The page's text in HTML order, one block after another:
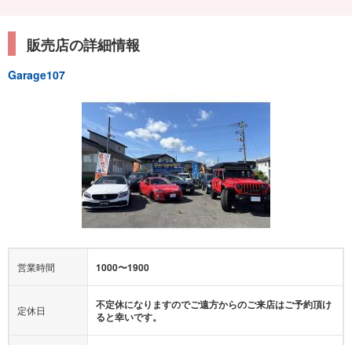
販売店の詳細情報
Garage107
営業時間 1000〜1900
定休日
不定休になりますのでご遠方からのご来店はご予約頂け
ると幸いです。